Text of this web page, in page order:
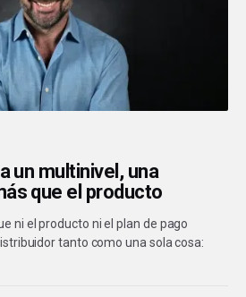
un multinivel, una
que el producto
ni el producto ni el plan de pago
tanto como una sola cosa: